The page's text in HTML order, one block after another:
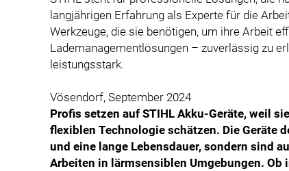
langjährigen Erfahrung als Experte für die
Werkzeuge, die sie benötigen, um ihre Arbeit
Lademanagementlösungen – zuverlässig zu
leistungsstark.
Vösendorf, September 2024
Profis setzen auf STIHL Akku-Geräte, weil
flexiblen Technologie schätzen. Die Geräte
und eine lange Lebensdauer, sondern sind
Arbeiten in lärmsensiblen Umgebungen.